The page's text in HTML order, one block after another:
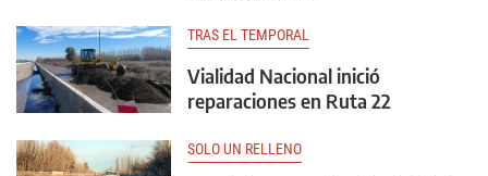
TRAS EL TEMPORAL
Vialidad Nacional inició
reparaciones en Ruta 22
SOLO UN RELLENO